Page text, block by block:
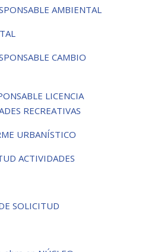
AMBIENTAL
CAMBIO
LICENCIA
RECREATIVAS
URBANÍSTICO
ACTIVIDADES
SOLICITUD